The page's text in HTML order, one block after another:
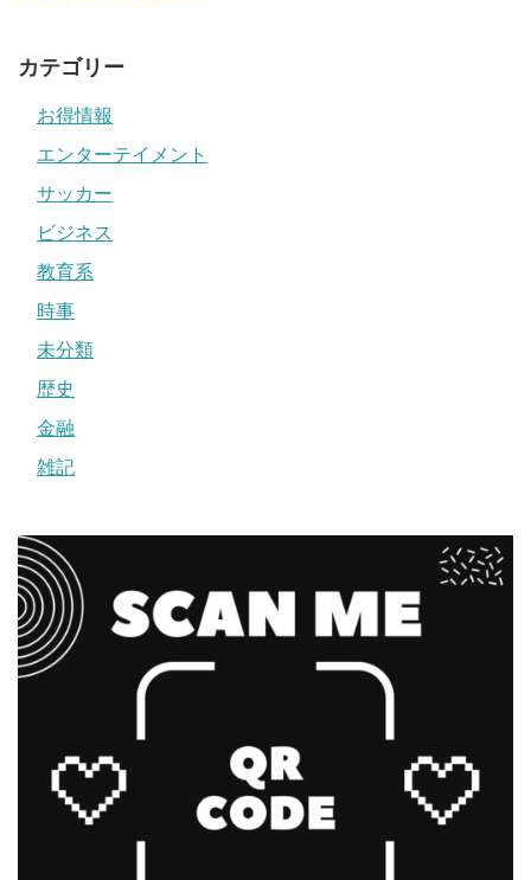
カテゴリー
お得情報
エンターテイメント
サッカー
ビジネス
教育系
時事
未分類
歴史
金融
雑記